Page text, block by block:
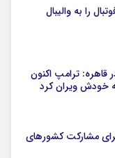
را به والیبال
قاهره: ترامپ اکنون
خودش ویران کرد
مشارکت کشورهای